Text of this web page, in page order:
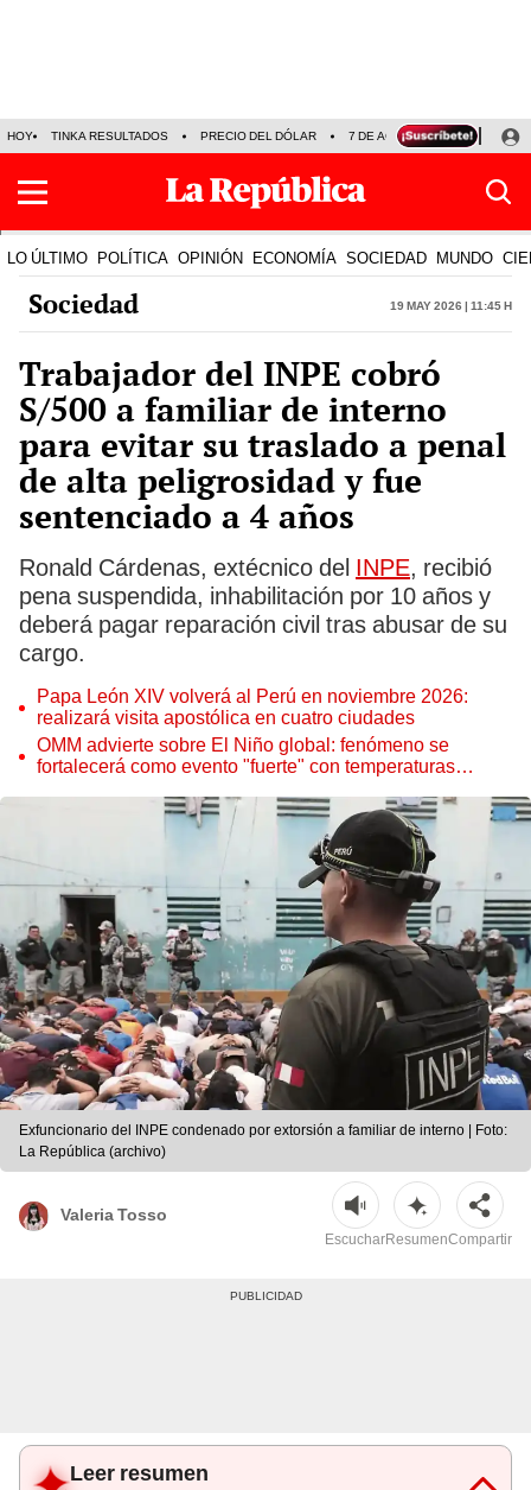
HOY TINKA RESULTADOS PRECIO DEL DÓLAR 7 DE AGOSTO OLLANTA
LO ÚLTIMO POLÍTICA OPINIÓN ECONOMÍA SOCIEDAD MUNDO
Sociedad 19 May 2026 | 11:45 h
Trabajador del INPE cobró
S/500 a familiar de interno
para evitar su traslado a penal
de alta peligrosidad y fue
sentenciado a 4 años
Ronald Cárdenas, extécnico del INPE, recibió
pena suspendida, inhabilitación por 10 años y
deberá pagar reparación civil tras abusar de su
cargo.
Papa León XIV volverá al Perú en noviembre 2026:
realizará visita apostólica en cuatro ciudades
OMM advierte sobre El Niño global: fenómeno se
fortalecerá como evento "fuerte" con temperaturas
Exfuncionario del INPE condenado por extorsión a familiar de interno | Foto:
La República (archivo)
Valeria Tosso
EscucharResumenCompartir
Leer resumen